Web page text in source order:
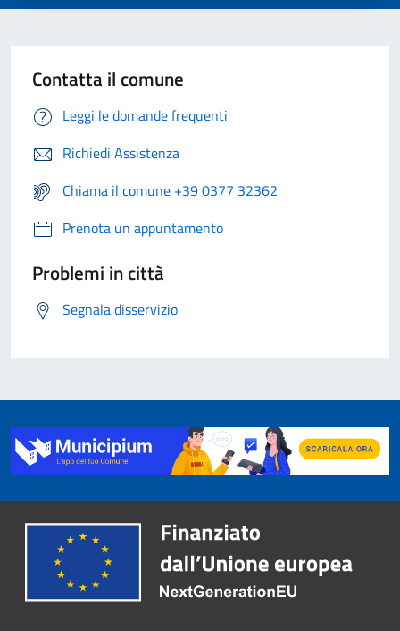
Contatta il comune
Leggi le domande frequenti
Richiedi Assistenza
Chiama il comune +39 0377 32362
Prenota un appuntamento
Problemi in città
Segnala disservizio